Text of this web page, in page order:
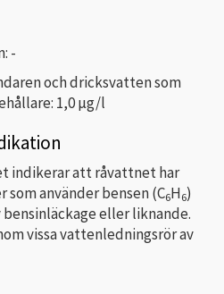
-
och dricksvatten som
1,0 µg/l
indikerar att råvattnet har
använder bensen (C6H6)
eller liknande.
vissa vattenledningsrör av